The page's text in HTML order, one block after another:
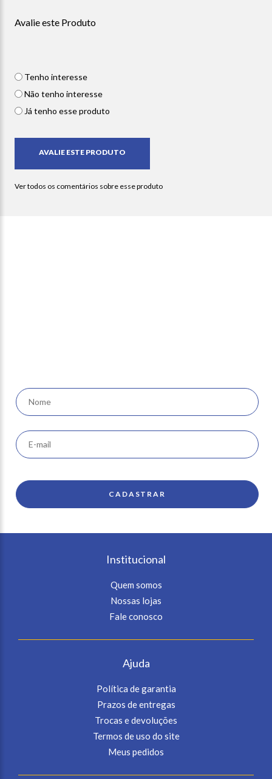
Avalie este Produto
Tenho interesse
Não tenho interesse
Já tenho esse produto
Institucional
Quem somos
Nossas lojas
Fale conosco
Ajuda
Política de garantia
Prazos de entregas
Trocas e devoluções
Termos de uso do site
Meus pedidos